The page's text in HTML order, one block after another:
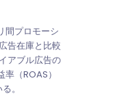
間プロモーシ
告在庫と比較
アブル広告の
（ROAS）
。